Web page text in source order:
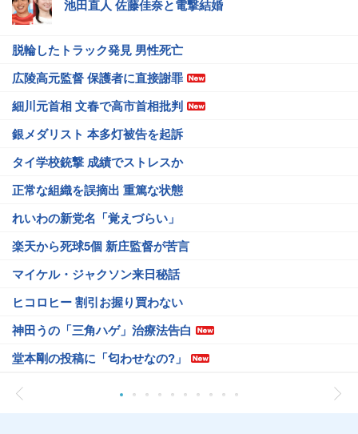
池田直人 佐藤佳奈と電撃結婚
脱輪したトラック発見 男性死亡
広陵高元監督 保護者に直接謝罪
細川元首相 文春で高市首相批判
銀メダリスト 本多灯被告を起訴
タイ学校銃撃 成績でストレスか
正常な組織を誤摘出 重篤な状態
れいわの新党名「覚えづらい」
楽天から死球5個 新庄監督が苦言
マイケル・ジャクソン来日秘話
ヒコロヒー 割引お握り買わない
神田うの「三角ハゲ」治療法告白
堂本剛の投稿に「匂わせなの?」